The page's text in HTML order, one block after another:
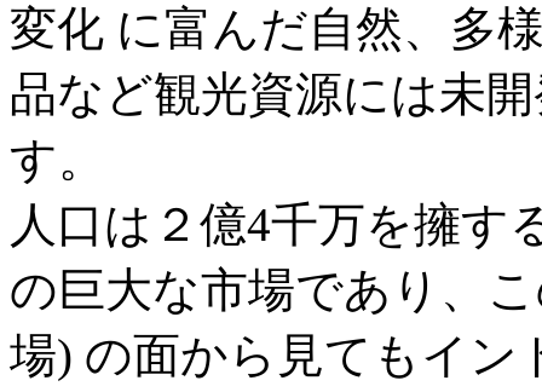
変化 に富んだ自然、多
品など観光資源には未
す。
人口は２億4千万を擁す
の巨大な市場であり、
場) の面から見てもイン